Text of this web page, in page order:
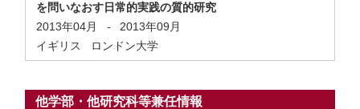
を問いなおす日常的実践の質的研究
2013年04月
-
2013年09月
イギリス ロンドン大学
他学部・他研究科等兼任情報